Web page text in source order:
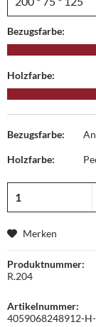
Bezugsfarbe:
Holzfarbe:
Bezugsfarbe:
Holzfarbe:
Merken
Produktnummer:
R.204
Artikelnummer:
4059068248912-